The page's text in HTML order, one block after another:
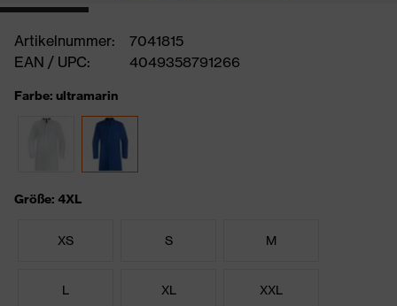
Artikelnummer:
7041815
EAN / UPC:
4049358791266
Farbe: ultramarin
Größe: 4XL
XS S M
L XL XXL